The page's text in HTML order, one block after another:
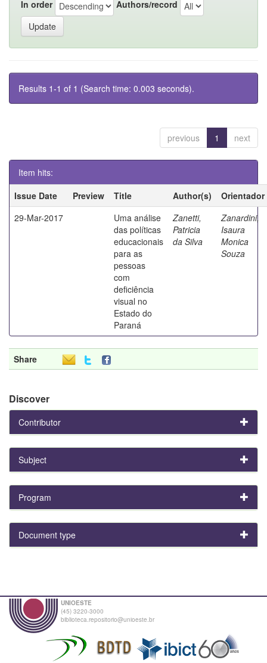
In order Authors/record
Results 1-1 of 1 (Search time: 0.003 seconds).
previous 1 next
Item hits:
Issue Date
Preview Title Author(s)
Orientador
29-Mar-2017
Uma análise
das políticas
educacionais
para as
pessoas
com
deficiência
visual no
Estado do
Paraná
Zanetti,
Patricia
da Silva
Zanardini,
Isaura
Monica
Souza
Share
Discover
Contributor
Subject
Program
Document type
UNIOESTE
(45) 3220-3000
biblioteca.repositorio@unioeste.br